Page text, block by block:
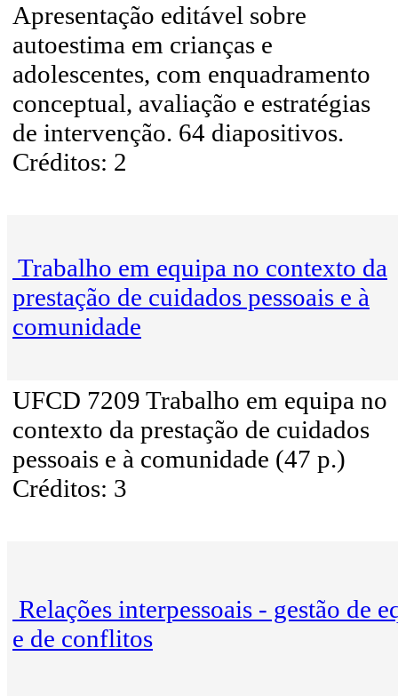
Apresentação editável sobre
autoestima em crianças e
adolescentes, com enquadramento
conceptual, avaliação e estratégias
de intervenção. 64 diapositivos.
Créditos: 2
Trabalho em equipa no contexto da
prestação de cuidados pessoais e à
comunidade
UFCD 7209 Trabalho em equipa no
contexto da prestação de cuidados
pessoais e à comunidade (47 p.)
Créditos: 3
Relações interpessoais - gestão de
e de conflitos